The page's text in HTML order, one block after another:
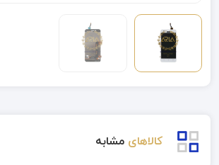
کالاهای مشابه